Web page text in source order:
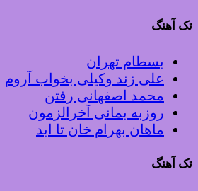
تک آهنگ
بسطام تهران
علی زند وکیلی بخواب آروم
محمد اصفهانی رفتن
روزبه بمانی آخرالزمون
ماهان بهرام خان تا ابد
تک آهنگ